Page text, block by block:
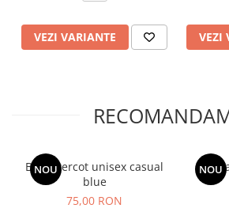
VEZI VARIANTE VEZI
NOU
Bluza tercot unisex casual
blue
75,00 RON
NOU